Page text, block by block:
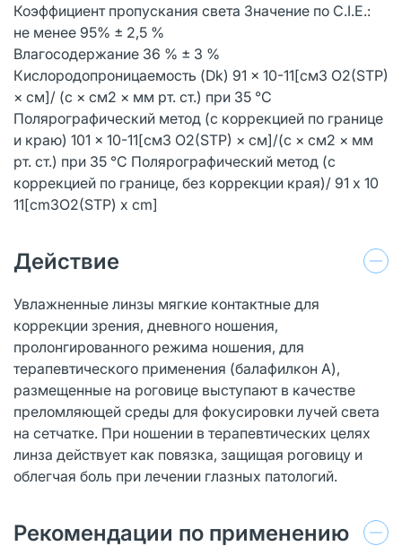
Коэффициент пропускания света Значение по C.I.E.:
не менее 95% ± 2,5 %
Влагосодержание 36 % ± 3 %
Кислородопроницаемость (Dk) 91 × 10-11[см3 O2(STP)
× см]/ (с × см2 × мм рт. ст.) при 35 °C
Полярографический метод (с коррекцией по границе
и краю) 101 × 10-11[см3 O2(STP) × см]/(с × см2 × мм
рт. ст.) при 35 °C Полярографический метод (с
коррекцией по границе, без коррекции края)/ 91 x 10
11[cm3O2(STP) x cm]
Действие
Увлажненные линзы мягкие контактные для
коррекции зрения, дневного ношения,
пролонгированного режима ношения, для
терапевтического применения (балафилкон A),
размещенные на роговице выступают в качестве
преломляющей среды для фокусировки лучей света
на сетчатке. При ношении в терапевтических целях
линза действует как повязка, защищая роговицу и
облегчая боль при лечении глазных патологий.
Рекомендации по применению